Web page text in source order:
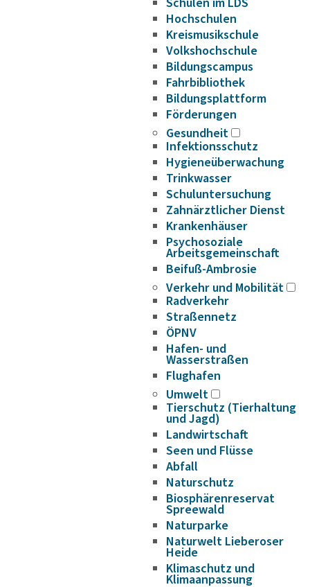
Hochschulen
Kreismusikschule
Volkshochschule
Bildungscampus
Fahrbibliothek
Bildungsplattform
Förderungen
Gesundheit
Infektionsschutz
Hygieneüberwachung
Trinkwasser
Schuluntersuchung
Zahnärztlicher Dienst
Krankenhäuser
Psychosoziale
Arbeitsgemeinschaft
Beifuß-Ambrosie
Verkehr und Mobilität
Radverkehr
Straßennetz
ÖPNV
Hafen- und
Wasserstraßen
Flughafen
Umwelt
Tierschutz (Tierhaltung
und Jagd)
Landwirtschaft
Seen und Flüsse
Abfall
Naturschutz
Biosphärenreservat
Spreewald
Naturparke
Naturwelt Lieberoser
Heide
Klimaschutz und
Klimaanpassung